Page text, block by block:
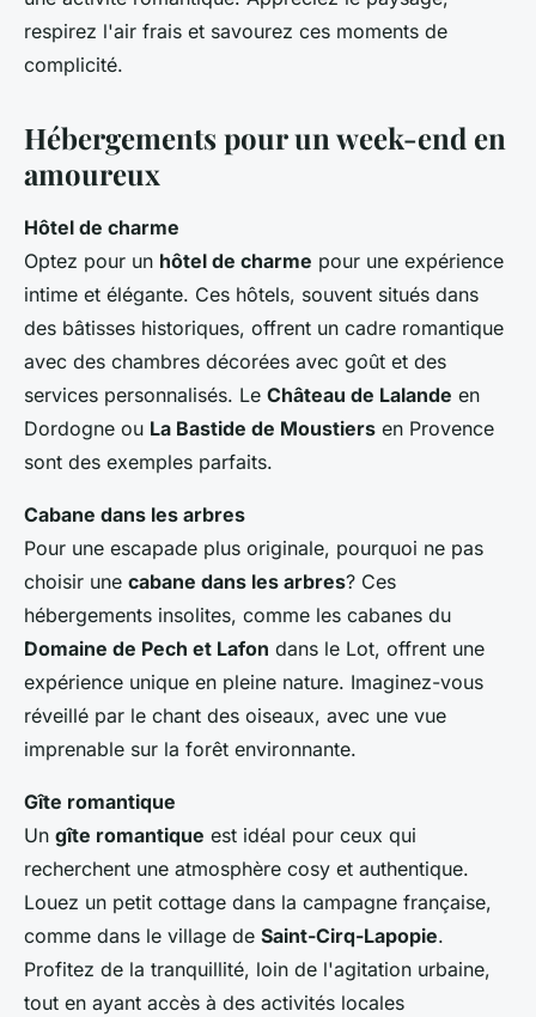
respirez l'air frais et savourez ces moments de
complicité.
Hébergements pour un week-end en
amoureux
Hôtel de charme
Optez pour un hôtel de charme pour une expérience
intime et élégante. Ces hôtels, souvent situés dans
des bâtisses historiques, offrent un cadre romantique
avec des chambres décorées avec goût et des
services personnalisés. Le Château de Lalande en
Dordogne ou La Bastide de Moustiers en Provence
sont des exemples parfaits.
Cabane dans les arbres
Pour une escapade plus originale, pourquoi ne pas
choisir une cabane dans les arbres? Ces
hébergements insolites, comme les cabanes du
Domaine de Pech et Lafon dans le Lot, offrent une
expérience unique en pleine nature. Imaginez-vous
réveillé par le chant des oiseaux, avec une vue
imprenable sur la forêt environnante.
Gîte romantique
Un gîte romantique est idéal pour ceux qui
recherchent une atmosphère cosy et authentique.
Louez un petit cottage dans la campagne française,
comme dans le village de Saint-Cirq-Lapopie.
Profitez de la tranquillité, loin de l'agitation urbaine,
tout en ayant accès à des activités locales